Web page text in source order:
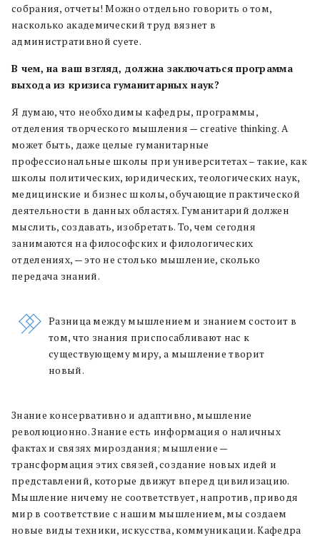
собрания, отчеты! Можно отдельно говорить о том,
насколько академический труд вязнет в
административной суете.
В чем, на ваш взгляд, должна заключаться программа
выхода из кризиса гуманитарных наук?
Я думаю, что необходимы кафедры, программы,
отделения творческого мышления — creative thinking. А
может быть, даже целые гуманитарные
профессиональные школы при университетах – такие, как
школы политических, юридических, теологических наук,
медицинские и бизнес школы, обучающие практической
деятельности в данных областях. Гуманитарий должен
мыслить, создавать, изобретать. То, чем сегодня
занимаются на философских и филологических
отделениях, — это не столько мышление, сколько
передача знаний.
Разница между мышлением и знанием состоит в
том, что знания приспосабливают нас к
существующему миру, а мышление творит
новый.
Знание консервативно и адаптивно, мышление
революционно. Знание есть информация о наличных
фактах и связях мироздания; мышление —
трансформация этих связей, создание новых идей и
представлений, которые движут вперед цивилизацию.
Мышление ничему не соответствует, напротив, приводя
мир в соответствие с нашим мышлением, мы создаем
новые виды техники, искусства, коммуникации. Кафедра